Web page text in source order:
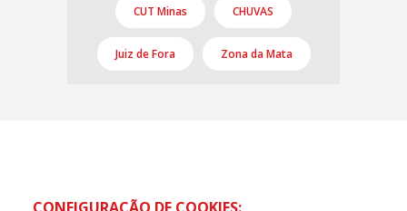
CUT Minas CHUVAS
Juiz de Fora Zona da Mata